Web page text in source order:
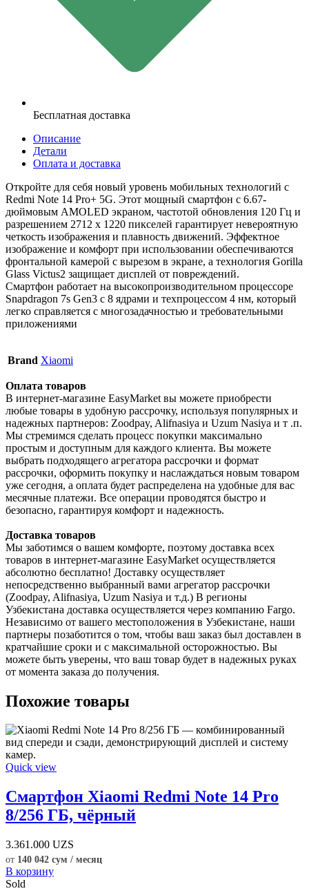
Бесплатная доставка
Описание
Детали
Оплата и доставка
Откройте для себя новый уровень мобильных технологий с
Redmi Note 14 Pro+ 5G. Этот мощный смартфон с 6.67-
дюймовым AMOLED экраном, частотой обновления 120 Гц и
разрешением 2712 x 1220 пикселей гарантирует невероятную
четкость изображения и плавность движений. Эффектное
изображение и комфорт при использовании обеспечиваются
фронтальной камерой с вырезом в экране, а технология Gorilla
Glass Victus2 защищает дисплей от повреждений.
Смартфон работает на высокопроизводительном процессоре
Snapdragon 7s Gen3 с 8 ядрами и техпроцессом 4 нм, который
легко справляется с многозадачностью и требовательными
приложениями
Brand Xiaomi
Оплата товаров
В интернет-магазине EasyMarket вы можете приобрести
любые товары в удобную рассрочку, используя популярных и
надежных партнеров: Zoodpay, Alifnasiya и Uzum Nasiya и т .п.
Мы стремимся сделать процесс покупки максимально
простым и доступным для каждого клиента. Вы можете
выбрать подходящего агрегатора рассрочки и формат
рассрочки, оформить покупку и наслаждаться новым товаром
уже сегодня, а оплата будет распределена на удобные для вас
месячные платежи. Все операции проводятся быстро и
безопасно, гарантируя комфорт и надежность.
Доставка товаров
Мы заботимся о вашем комфорте, поэтому доставка всех
товаров в интернет-магазине EasyMarket осуществляется
абсолютно бесплатно! Доставку осуществляет
непосредственно выбранный вами агрегатор рассрочки
(Zoodpay, Alifnasiya, Uzum Nasiya и т.д.) В регионы
Узбекистана доставка осуществляется через компанию Fargo.
Независимо от вашего местоположения в Узбекистане, наши
партнеры позаботится о том, чтобы ваш заказ был доставлен в
кратчайшие сроки и с максимальной осторожностью. Вы
можете быть уверены, что ваш товар будет в надежных руках
от момента заказа до получения.
Похожие товары
Quick view
Смартфон Xiaomi Redmi Note 14 Pro
8/256 ГБ, чёрный
3.361.000 UZS
от 140 042 сум / месяц
В корзину
Sold